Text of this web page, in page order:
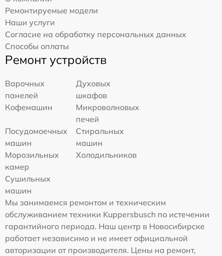
Ремонтируемые модели
Наши услуги
Согласие на обработку персональных данных
Способы оплаты
Ремонт устройств
Варочных
панелей
Духовых
шкафов
Кофемашин
Микроволновых
печей
Посудомоечных
машин
Стиральных
машин
Морозильных
камер
Холодильников
Сушильных
машин
Мы занимаемся ремонтом и техническим
обслуживанием техники Kuppersbusch по истечении
гарантийного периода. Наш центр в Новосибирске
работает независимо и не имеет официальной
авторизации от производителя. Цены на ремонт,